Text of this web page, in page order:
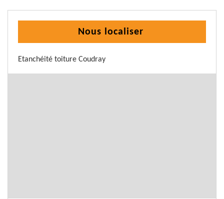
Nous localiser
Etanchéité toiture Coudray